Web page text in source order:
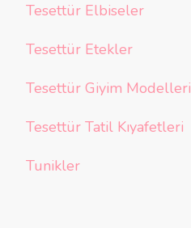
Tesettür Elbiseler
Tesettür Etekler
Tesettür Giyim Modelleri
Tesettür Tatil Kıyafetleri
Tunikler